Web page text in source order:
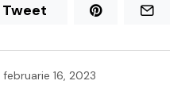
Tweet
februarie 16, 2023